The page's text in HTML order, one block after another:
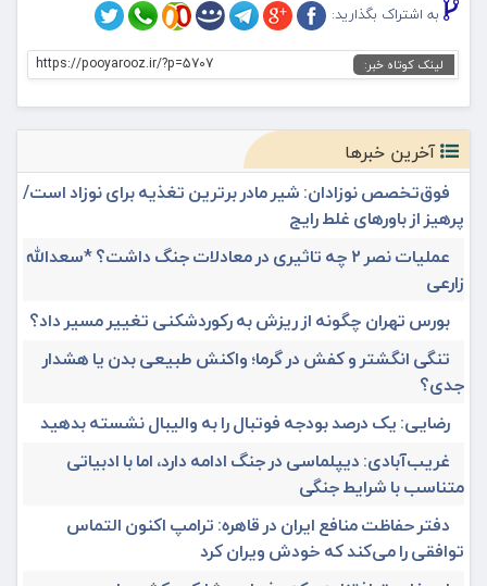
به اشتراک بگذارید:
لینک کوتاه خبر: https://pooyarooz.ir/?p=5707
آخرین خبرها
فوق‌تخصص نوزادان: شیر مادر برترین تغذیه برای نوزاد است/
پرهیز از باورهای غلط رایج
عملیات نصر ۲ چه تاثیری در معادلات جنگ داشت؟ *سعدالله
زارعی
بورس تهران چگونه از ریزش به رکوردشکنی تغییر مسیر داد؟
تنگی انگشتر و کفش در گرما؛ واکنش طبیعی بدن یا هشدار
جدی؟
رضایی: یک درصد بودجه فوتبال را به والیبال نشسته بدهید
غریب‌آبادی: دیپلماسی در جنگ ادامه دارد، اما با ادبیاتی
متناسب با شرایط جنگی
دفتر حفاظت منافع ایران در قاهره: ترامپ اکنون التماس
توافقی را می‌کند که خودش ویران کرد